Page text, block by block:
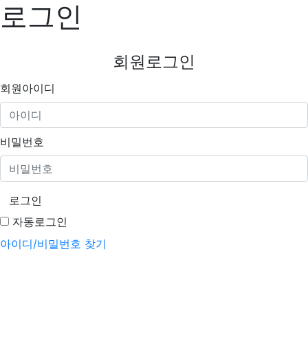
로그인
회원로그인
회원아이디
비밀번호
로그인
자동로그인
아이디/비밀번호 찾기